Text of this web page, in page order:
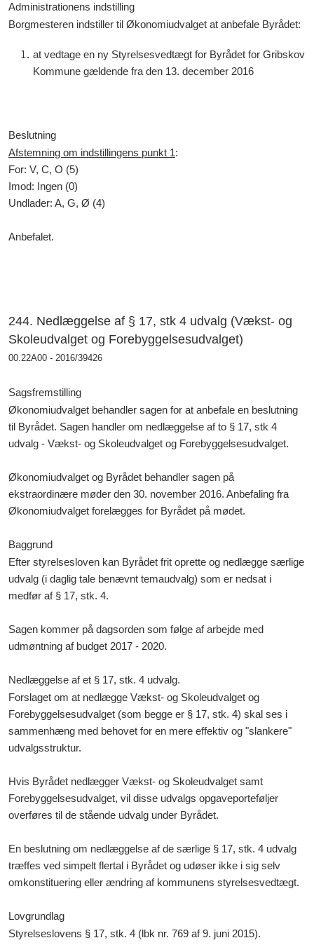
Administrationens indstilling
Borgmesteren indstiller til Økonomiudvalget at anbefale Byrådet:
at vedtage en ny Styrelsesvedtægt for Byrådet for Gribskov
Kommune gældende fra den 13. december 2016
Beslutning
Afstemning om indstillingens punkt 1:
For: V, C, O (5)
Imod: Ingen (0)
Undlader: A, G, Ø (4)
Anbefalet.
244. Nedlæggelse af § 17, stk 4 udvalg (Vækst- og
Skoleudvalget og Forebyggelsesudvalget)
00.22A00 - 2016/39426
Sagsfremstilling
Økonomiudvalget behandler sagen for at anbefale en beslutning
til Byrådet. Sagen handler om nedlæggelse af to § 17, stk 4
udvalg - Vækst- og Skoleudvalget og Forebyggelsesudvalget.
Økonomiudvalget og Byrådet behandler sagen på
ekstraordinære møder den 30. november 2016. Anbefaling fra
Økonomiudvalget forelægges for Byrådet på mødet.
Baggrund
Efter styrelsesloven kan Byrådet frit oprette og nedlægge særlige
udvalg (i daglig tale benævnt temaudvalg) som er nedsat i
medfør af § 17, stk. 4.
Sagen kommer på dagsorden som følge af arbejde med
udmøntning af budget 2017 - 2020.
Nedlæggelse af et § 17, stk. 4 udvalg.
Forslaget om at nedlægge Vækst- og Skoleudvalget og
Forebyggelsesudvalget (som begge er § 17, stk. 4) skal ses i
sammenhæng med behovet for en mere effektiv og "slankere"
udvalgsstruktur.
Hvis Byrådet nedlægger Vækst- og Skoleudvalget samt
Forebyggelsesudvalget, vil disse udvalgs opgaveporteføljer
overføres til de stående udvalg under Byrådet.
En beslutning om nedlæggelse af de særlige § 17, stk. 4 udvalg
træffes ved simpelt flertal i Byrådet og udøser ikke i sig selv
omkonstituering eller ændring af kommunens styrelsesvedtægt.
Lovgrundlag
Styrelseslovens § 17, stk. 4 (lbk nr. 769 af 9. juni 2015).